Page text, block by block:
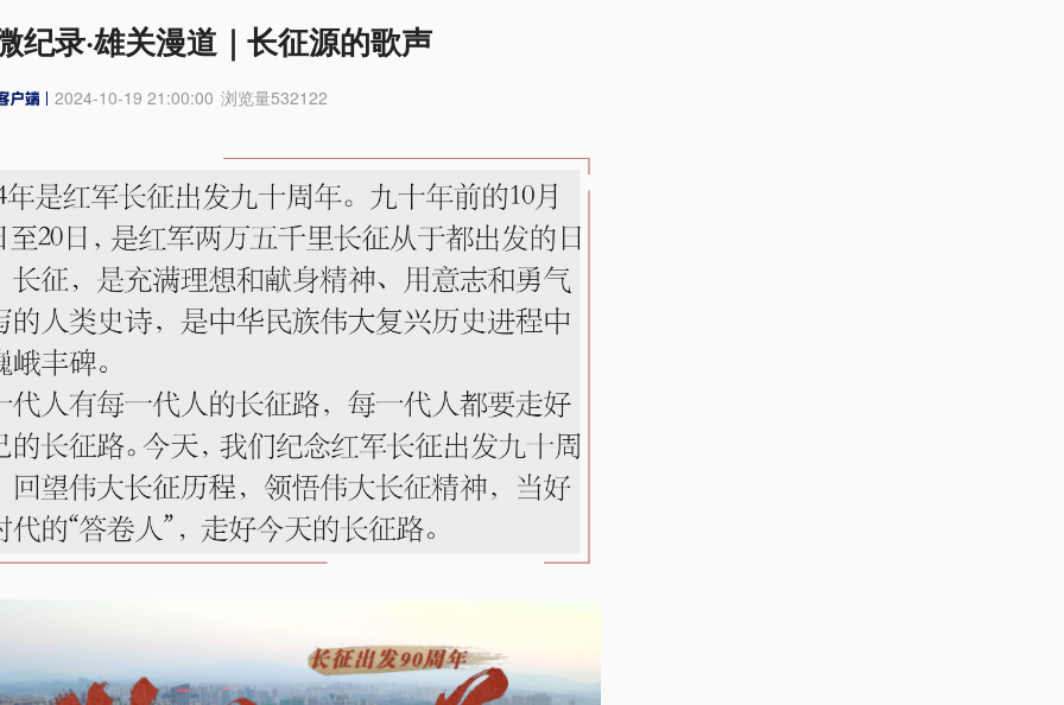
纪录·雄关漫道｜长征源的歌声
2024-10-19 21:00:00 浏览量532122